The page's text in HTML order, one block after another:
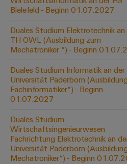
Abwasseraufbereitung
für
die
Wasser-
Abwasserindustrie
Wasserstoff
Wasserstoff
Schlüsseltechnologie
für
die
Energiewende
Werkzeuge
Automaten
Software
Markierer
Industriedrucker
Cabinet
Infrastructure
Bielefeld - Beginn 01.07.2027
Duales Studium Elektrotechnik an
TH OWL (Ausbildung zum
Mechatroniker *) - Beginn
Duales Studium Informatik an der
Universität Paderborn
Fachinformatiker*) - Beginn
01.07.2027
Duales Studium
Wirtschaftsingenieurwesen
Fachrichtung Elektrotechnik an
Universität Paderborn
Mechatroniker*) - Beginn